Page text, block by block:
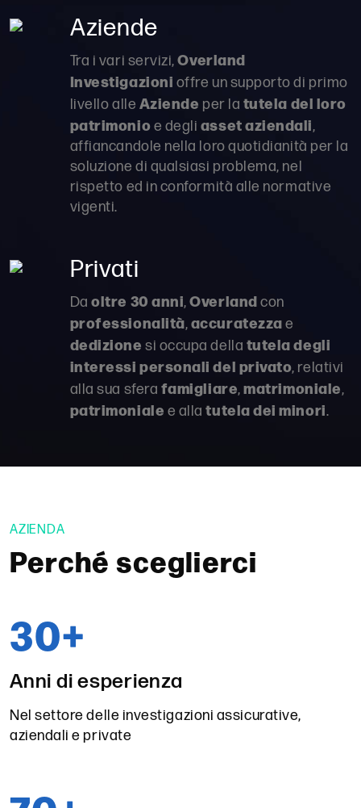
Aziende
Tra i vari servizi,Overland
Investigazioni offre un supporto di primo
livello alle Aziende per la tutela del loro
patrimonioe degli asset aziendali,
affiancandole nella loro quotidianità per la
soluzione di qualsiasi problema, nel
rispetto ed in conformità alle normative
vigenti.
Privati
Da oltre 30 anni,Overlandcon
professionalità,accuratezzae
dedizione si occupa della tutela degli
interessi personali del privato, relativi
alla sua sfera famigliare,matrimoniale,
patrimoniale e allatutela dei minori.
AZIENDA
Perché sceglierci
30+
Anni di esperienza
Nel settore delle investigazioni assicurative,
aziendali e private